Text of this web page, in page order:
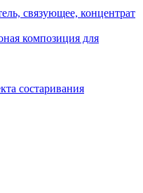
связующее, концентрат
композиция для
состаривания